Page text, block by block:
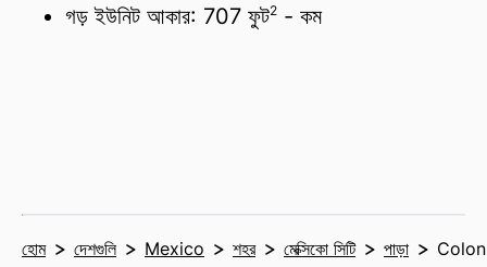
গড় ইউনিট আকার: 707 ফুট2 - কম
হোম দেশগুলি Mexico শহর মেক্সিকো সিটি পাড়া